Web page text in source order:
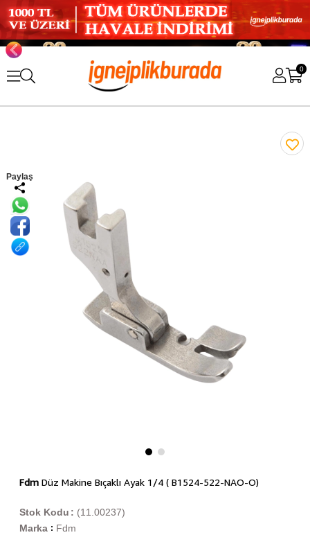
0
Paylaş
FdmDüz Makine Bıçaklı Ayak 1/4 ( B1524-522-NAO-O)
(11.00237)
Stok Kodu
Marka : Fdm